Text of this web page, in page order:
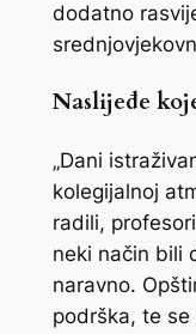
dodatno
Naslijeđe
„Dani
kolegijalnoj
radili,
neki način bili
naravno.
podrška, te se